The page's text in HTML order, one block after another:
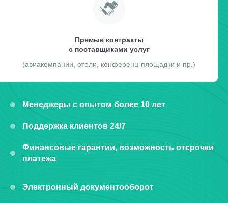
Прямые контракты
с поставщиками услуг
(авиакомпании, отели, конференц-площадки и пр.)
Менеджеры с опытом более 10 лет
Поддержка клиентов 24/7
Финансовые гарантии, возможность отсрочки
платежа
Электронный документооборот